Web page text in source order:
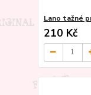
Lano tažné
210 Kč